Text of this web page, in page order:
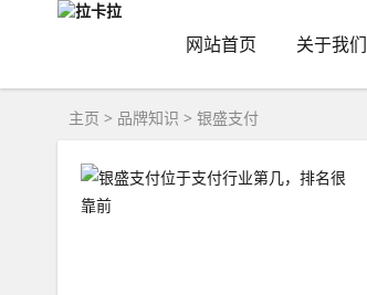
网站首页 关于我们
主页 > 品牌知识 > 银盛支付